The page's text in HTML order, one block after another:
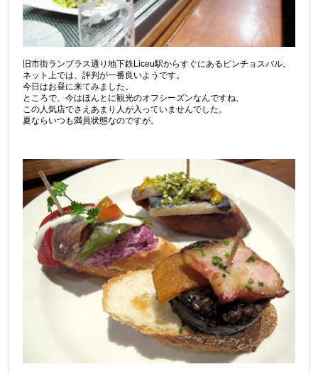
旧市街ランブラス通り地下鉄Liceu駅からすぐにあるピンチョスバル。
ネット上では、評判が一番良いようです。
今日はお昼に来てみました。
ところで、今はほんとに観光のオフシーズンなんですね、
この人気店でさえあまり人が入っていませんでした。
夏ならいつも満員状態なのですが。